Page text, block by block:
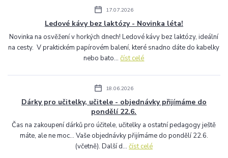
17.07.2026
Ledové kávy bez laktózy - Novinka léta!
Novinka na osvěžení v horkých dnech! Ledové kávy bez laktózy, ideální
na cesty. V praktickém papírovém balení, které snadno dáte do kabelky
nebo bato...číst celé
18.06.2026
Dárky pro učitelky, učitele - objednávky přijímáme do
pondělí 22.6.
Čas na zakoupení dárků pro účitele, učitelky a ostatní pedagogy ještě
máte, ale ne moc... Vaše objednávky přijímáme do pondělí 22.6.
(včetně). Další d... číst celé